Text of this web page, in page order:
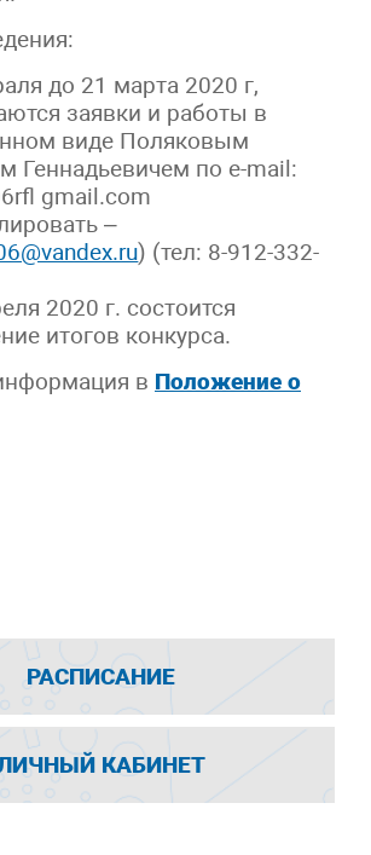
до 21 марта 2020 г,
заявки и работы в
виде Поляковым
Геннадьевичем по e-mail:
gmail.com
–
) (тел: 8-912-332-
2020 г. состоится
итогов конкурса.
в Положение о
РАСПИСАНИЕ
КАБИНЕТ